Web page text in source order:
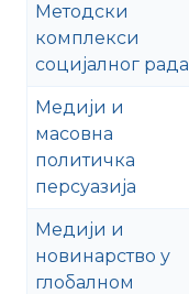
Методски
комплекси
социјалног рада
Медији и
масовна
политичка
персуазија
Медији и
новинарство у
глобалном